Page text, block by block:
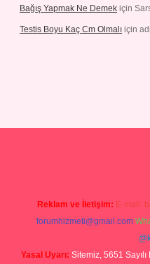
Bağış Yapmak Ne Demek için
Testis Boyu Kaç Cm Olmalı için
Reklam ve İletişim: E-mail:
forumhizmeti@gmail.com
Yasal Uyarı: Sitemiz, 5651